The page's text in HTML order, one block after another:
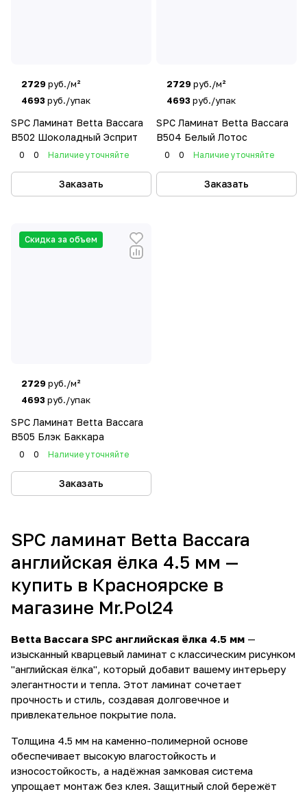
2729 руб./м²
4693 руб./упак
SPC Ламинат Betta Baccara
B502 Шоколадный Эсприт
0 0 Наличие уточняйте
Заказать
2729 руб./м²
4693 руб./упак
SPC Ламинат Betta Baccara
B504 Белый Лотос
0 0 Наличие уточняйте
Заказать
Скидка за объем
2729 руб./м²
4693 руб./упак
SPC Ламинат Betta Baccara
B505 Блэк Баккара
0 0 Наличие уточняйте
Заказать
SPC ламинат Betta Baccara
английская ёлка 4.5 мм —
купить в Красноярске в
магазине Mr.Pol24
Betta Baccara SPC английская ёлка 4.5 мм —
изысканный кварцевый ламинат с классическим рисунком
"английская ёлка", который добавит вашему интерьеру
элегантности и тепла. Этот ламинат сочетает
прочность и стиль, создавая долговечное и
привлекательное покрытие пола.
Толщина 4.5 мм на каменно-полимерной основе
обеспечивает высокую влагостойкость и
износостойкость, а надёжная замковая система
упрощает монтаж без клея. Защитный слой бережёт